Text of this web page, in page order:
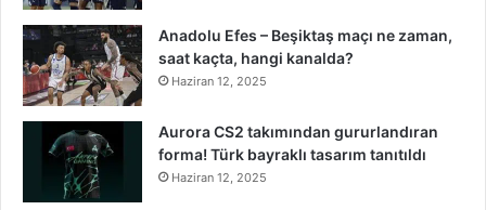
Anadolu Efes – Beşiktaş maçı ne zaman,
saat kaçta, hangi kanalda?
Haziran 12, 2025
Aurora CS2 takımından gururlandıran
forma! Türk bayraklı tasarım tanıtıldı
Haziran 12, 2025